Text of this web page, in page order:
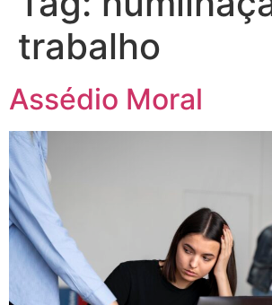
trabalho
Assédio Moral